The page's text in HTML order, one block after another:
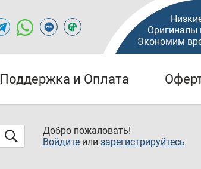
Оригиналы
Экономим
Поддержка и Оплата
Добро пожаловать!
Войдите или зарегистрируйтесь